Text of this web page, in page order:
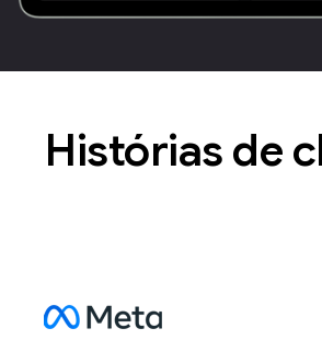
Histórias de